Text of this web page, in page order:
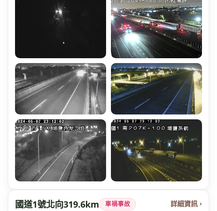
國道1號北向319.6km 車禍事故 詳細資訊 ›